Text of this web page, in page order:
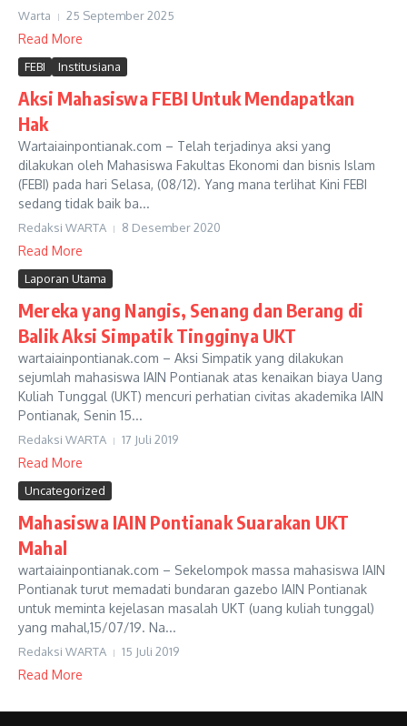
Warta 25 September 2025
Read More
FEBI Institusiana
Aksi Mahasiswa FEBI Untuk Mendapatkan
Hak
Wartaiainpontianak.com – Telah terjadinya aksi yang
dilakukan oleh Mahasiswa Fakultas Ekonomi dan bisnis Islam
(FEBI) pada hari Selasa, (08/12). Yang mana terlihat Kini FEBI
sedang tidak baik ba...
Redaksi WARTA 8 Desember 2020
Read More
Laporan Utama
Mereka yang Nangis, Senang dan Berang di
Balik Aksi Simpatik Tingginya UKT
wartaiainpontianak.com – Aksi Simpatik yang dilakukan
sejumlah mahasiswa IAIN Pontianak atas kenaikan biaya Uang
Kuliah Tunggal (UKT) mencuri perhatian civitas akademika IAIN
Pontianak, Senin 15...
Redaksi WARTA 17 Juli 2019
Read More
Uncategorized
Mahasiswa IAIN Pontianak Suarakan UKT
Mahal
wartaiainpontianak.com – Sekelompok massa mahasiswa IAIN
Pontianak turut memadati bundaran gazebo IAIN Pontianak
untuk meminta kejelasan masalah UKT (uang kuliah tunggal)
yang mahal,15/07/19. Na...
Redaksi WARTA 15 Juli 2019
Read More